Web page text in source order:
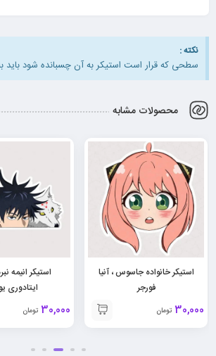
نکته :
سطحی که قرار است استیکر به آن چسبانده شود باید
محصولات مشابه
استیکر خانواده جاسوس ، آنیا
فورجر
30,000 تومان
استیکر انیمه
ایتادوری
30,000 تومان